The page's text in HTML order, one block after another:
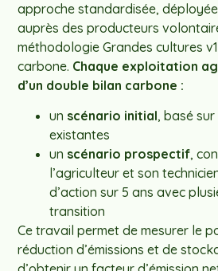
approche standardisée,
auprès des producteurs
méthodologie Grandes cultures
carbone. Chaque exploitation
d’un double bilan carbone :
un scénario initial, basé
existantes
un scénario prospectif,
l’agriculteur et son
d’action sur 5 ans avec
transition
Ce travail permet de mesurer le
réduction d’émissions et de